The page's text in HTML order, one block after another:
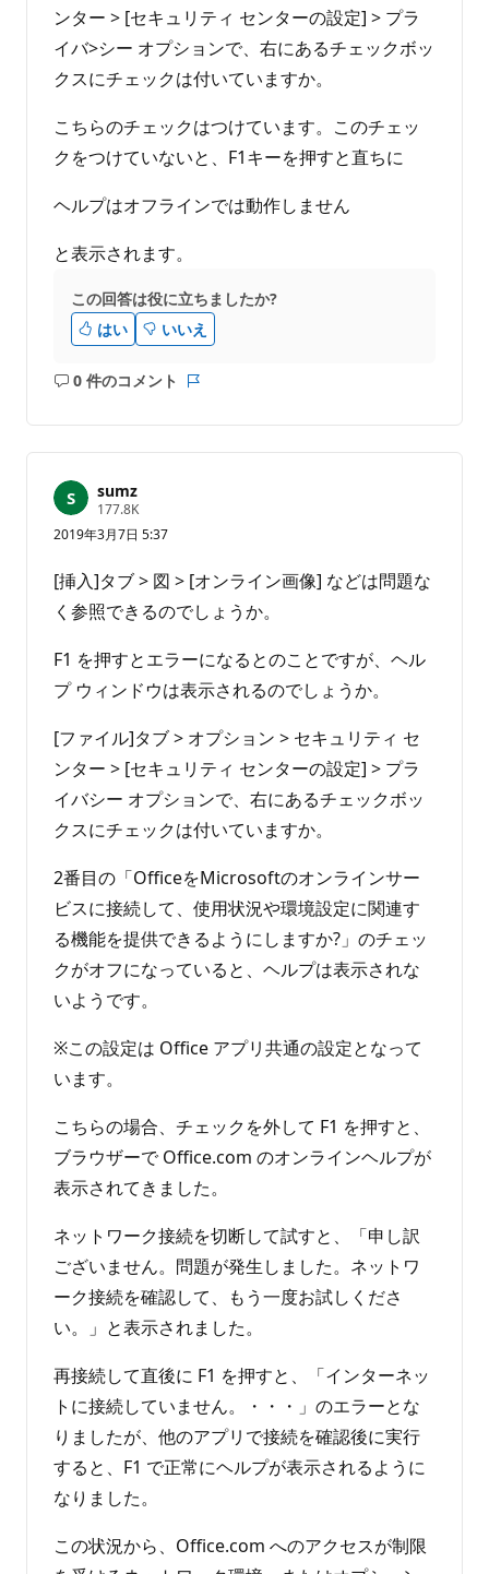
ンター > [セキュリティ センターの設定] > プラ
イバ>シー オプションで、右にあるチェックボッ
クスにチェックは付いていますか。
こちらのチェックはつけています。このチェッ
クをつけていないと、F1キーを押すと直ちに
ヘルプはオフラインでは動作しません
と表示されます。
この回答は役に立ちましたか?
はい
いいえ
0 件のコメント
コ
ト
あ
り
せ
ト
sumz
177.8K評
の
イ
ン
ト
2019年3月7日 5:37
[挿入]タブ > 図 > [オンライン画像] などは問題な
く参照できるのでしょうか。
F1 を押すとエラーになるとのことですが、ヘル
プ ウィンドウは表示されるのでしょうか。
[ファイル]タブ > オプション > セキュリティ セ
ンター > [セキュリティ センターの設定] > プラ
イバシー オプションで、右にあるチェックボッ
クスにチェックは付いていますか。
2番目の「OfficeをMicrosoftのオンラインサー
ビスに接続して、使用状況や環境設定に関連す
る機能を提供できるようにしますか?」のチェッ
クがオフになっていると、ヘルプは表示されな
いようです。
※この設定は Office アプリ共通の設定となって
います。
こちらの場合、チェックを外して F1 を押すと、
ブラウザーで Office.com のオンラインヘルプが
表示されてきました。
ネットワーク接続を切断して試すと、「申し訳
ございません。問題が発生しました。ネットワ
ーク接続を確認して、もう一度お試しくださ
い。」と表示されました。
再接続して直後に F1 を押すと、「インターネッ
トに接続していません。・・・」のエラーとな
りましたが、他のアプリで接続を確認後に実行
すると、F1 で正常にヘルプが表示されるように
なりました。
この状況から、Office.com へのアクセスが制限